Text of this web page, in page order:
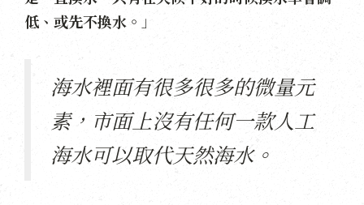
低、或先不換水。 」
海水裡面有很多很多的微量元
素，市面上沒有任何一款人工
海水可以取代天然海水。